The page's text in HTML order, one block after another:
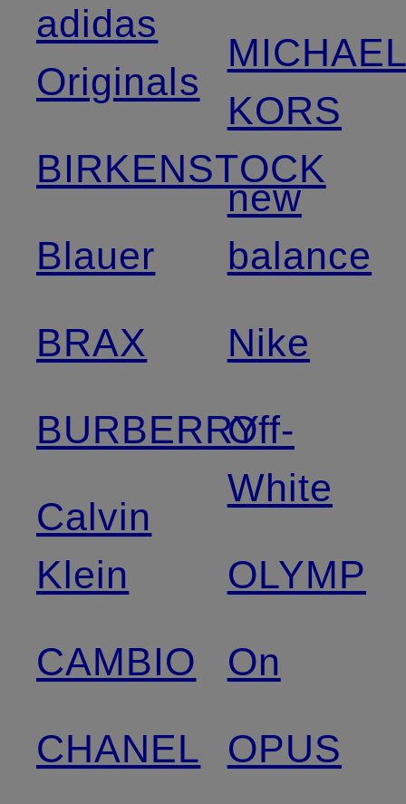
adidas
Originals
BIRKENSTOCK
Blauer
BRAX
BURBERRY
Calvin
Klein
CAMBIO
CHANEL
KORS
new
balance
Nike
Off-
White
OLYMP
On
OPUS